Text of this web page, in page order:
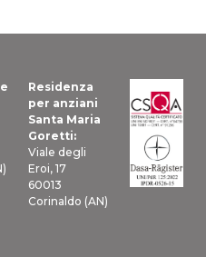
Residenza
per anziani
Santa Maria
Goretti:
Viale degli
Eroi, 17
60013
Corinaldo (AN)